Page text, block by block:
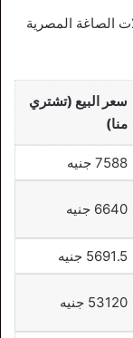
الصاغة المصرية
سعر البيع (تشتري
منا)
7588 جنيه
6640 جنيه
5691.5 جنيه
53120 جنيه